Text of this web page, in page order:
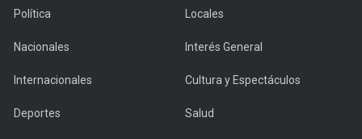
Política Locales
Nacionales Interés General
Internacionales Cultura y Espectáculos
Deportes Salud